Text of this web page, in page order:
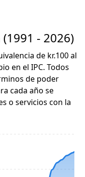
- 2026)
de kr.100 al
en el IPC. Todos
de poder
cada año se
o servicios con la